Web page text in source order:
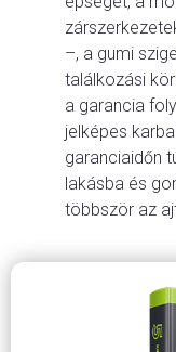
–, a gumi
találkozási
a garancia
jelképes
garanciaidőn
lakásba és
többször az